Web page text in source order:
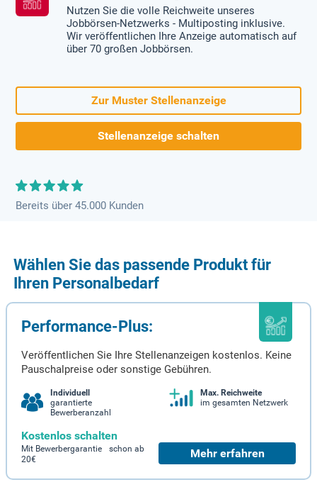
Nutzen Sie die volle Reichweite unseres
Jobbörsen-Netzwerks - Multiposting inklusive.
Wir veröffentlichen Ihre Anzeige automatisch auf
über 70 großen Jobbörsen.
Zur Muster Stellenanzeige
Stellenanzeige schalten
Bereits über 45.000 Kunden
Wählen Sie das passende Produkt für
Ihren Personalbedarf
Performance-Plus:
Veröffentlichen Sie Ihre Stellenanzeigen kostenlos. Keine
Pauschalpreise oder sonstige Gebühren.
Individuell
garantierte
Bewerberanzahl
Max. Reichweite
im gesamten Netzwerk
Kostenlos schalten
Mit Bewerbergarantie schon ab
20€
Mehr erfahren